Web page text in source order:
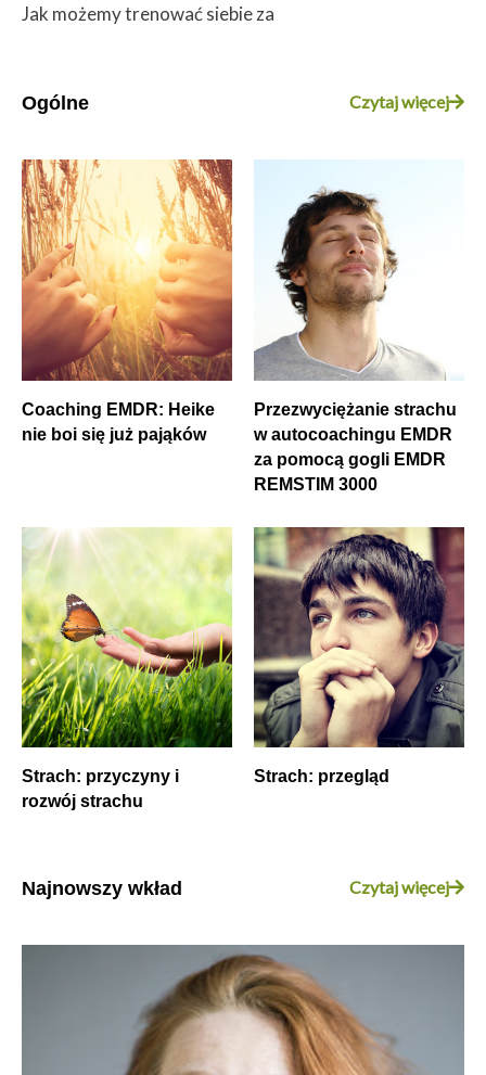
Jak możemy trenować siebie za
Ogólne Czytaj więcej
Coaching EMDR: Heike
nie boi się już pająków
Przezwyciężanie strachu
w autocoachingu EMDR
za pomocą gogli EMDR
REMSTIM 3000
Strach: przyczyny i
rozwój strachu
Strach: przegląd
Najnowszy wkład Czytaj więcej